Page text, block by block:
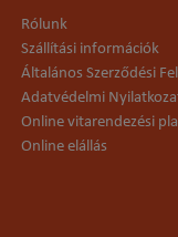
Rólunk
Szállítási információk
Általános Szerződési
Adatvédelmi
Online vitarendezési
Online elállás